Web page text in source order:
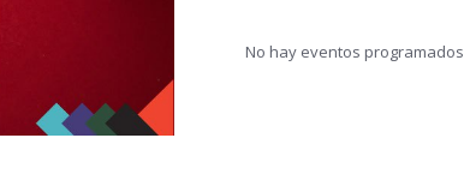
No hay eventos programados